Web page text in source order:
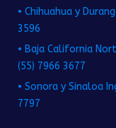
• Chihuahua y
3596
• Baja California
(55) 7966 3677
• Sonora y Sinaloa
7797